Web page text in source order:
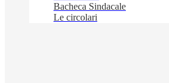
Bacheca Sindacale
Le circolari